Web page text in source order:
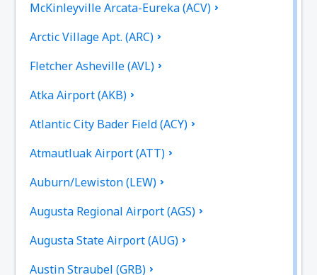
McKinleyville Arcata-Eureka (ACV)
Arctic Village Apt. (ARC)
Fletcher Asheville (AVL)
Atka Airport (AKB)
Atlantic City Bader Field (ACY)
Atmautluak Airport (ATT)
Auburn/Lewiston (LEW)
Augusta Regional Airport (AGS)
Augusta State Airport (AUG)
Austin Straubel (GRB)